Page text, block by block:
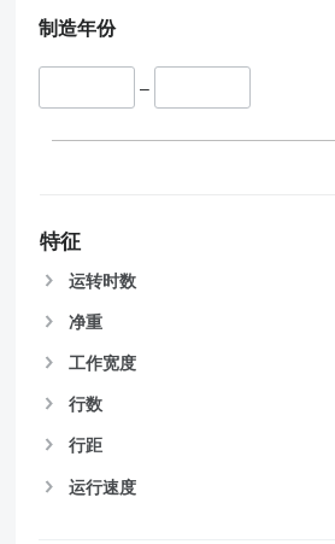
制造年份
–
特征
运转时数
净重
工作宽度
行数
行距
运行速度